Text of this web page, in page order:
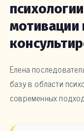
мотивации
Елена
базу в области
современных